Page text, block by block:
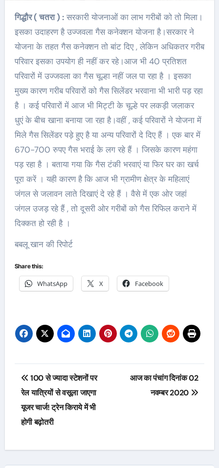
गिद्धौर ( चतरा ) :सरकारी योजनाओं का लाभ गरीबों को तो मिला।
इसका उदाहरण है उज्जवला गैस कनेक्शन योजना है।सरकार ने
योजना के तहत गैस कनेक्शन तो बांट दिए , लेकिन अधिकतर गरीब
परिवार इसका उपयोग ही नहीं कर रहे।आज भी 40 प्रतिशत
परिवारों में उज्जवला का गैस चूल्हा नहीं जल पा रहा है । इसका
मुख्य कारण गरीब परिवारों को गैस सिलेंडर भरवाना भी भारी पड़ रहा
है । कई परिवारों में आज भी मिट्टी के चूल्हे पर लकड़ी जलाकर
धुएं के बीच खाना बनाया जा रहा है।वहीं , कई परिवारों ने योजना में
मिले गैस सिलेंडर पड़े हुए है या अन्य परिवारों दे दिए हैं । एक बार में
670-700 रुपए गैस भराई के लग रहे हैं । जिसके कारण महंगा
पड़ रहा है । बताया गया कि गैस टंकी भरवाएं या फिर घर का खर्च
पूरा करें । यही कारण है कि आज भी ग्रामीण क्षेत्र के महिलाएं
जंगल से जलावन लाते दिखाएं दे रहे हैं । वैसे में एक ओर जहां
जंगल उजड़ रहे हैं , तो दूसरी ओर गरीबों को गैस रिफिल कराने में
दिक्कत हो रही है ।
बबलू खान की रिपोर्ट
Share this:
WhatsApp X Facebook
Post
navigation
100 से ज्‍यादा स्‍टेशनों पर
रेल यात्रियों से वसूला जाएगा
यूजर चार्ज! ट्रेन किराये में भी
होगी बढ़ोतरी
आज का पंचांग दिनांक 02
नवम्बर 2020